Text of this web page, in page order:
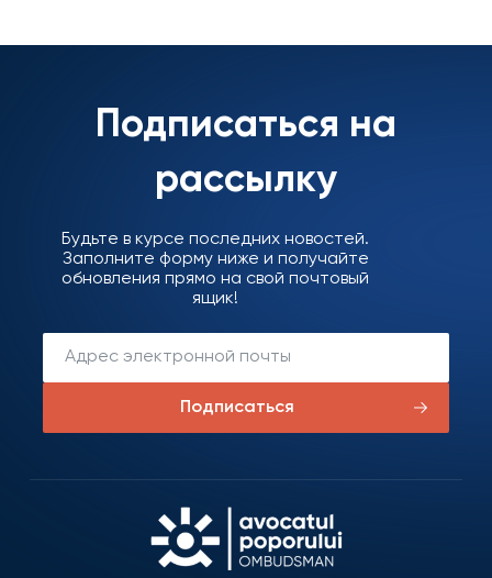
Подписаться на
рассылку
Будьте в курсе последних новостей.
Заполните форму ниже и получайте
обновления прямо на свой почтовый
ящик!
Подписаться